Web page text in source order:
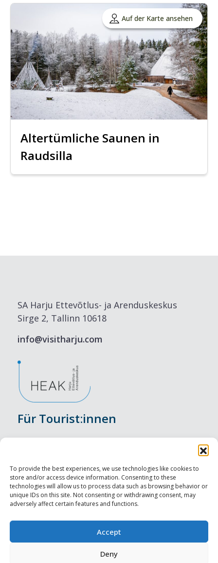
To provide the best experiences, we use technologies like cookies to
store and/or access device information. Consenting to these
technologies will allow us to process data such as browsing behavior or
unique IDs on this site. Not consenting or withdrawing consent, may
adversely affect certain features and functions.
Accept
Deny
Auf der Karte ansehen
Altertümliche Saunen in
Raudsilla
SA Harju Ettevõtlus- ja Arenduskeskus
Sirge 2, Tallinn 10618
info@visitharju.com
Für Tourist:innen
Unterkunft
Genusserlebnisse
Sehenswürdigkeiten
Für Tourismusprofis